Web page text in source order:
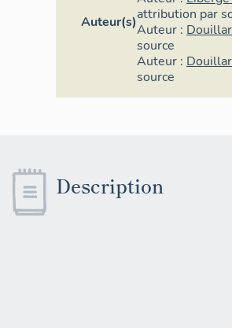
Auteur(s)attribution par
Auteur :
source
Auteur :
source
Description